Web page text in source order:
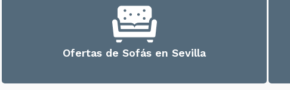
Ofertas de Sofás en Sevilla